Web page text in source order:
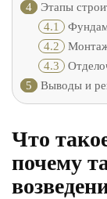
4
Этапы
4.1
4.2 Монтаж
4.3
5
Выводы и
Что
почему